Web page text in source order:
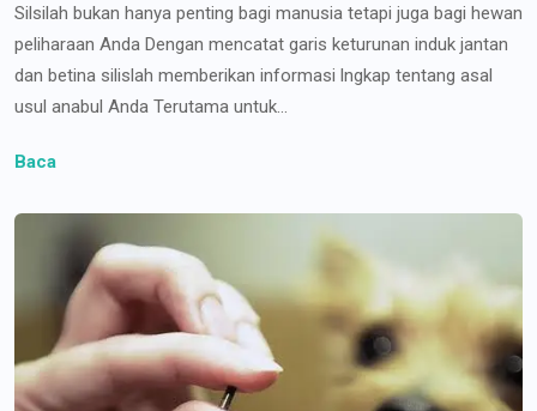
Silsilah bukan hanya penting bagi manusia tetapi juga bagi hewan
peliharaan Anda Dengan mencatat garis keturunan induk jantan
dan betina silislah memberikan informasi lngkap tentang asal
usul anabul Anda Terutama untuk...
Baca